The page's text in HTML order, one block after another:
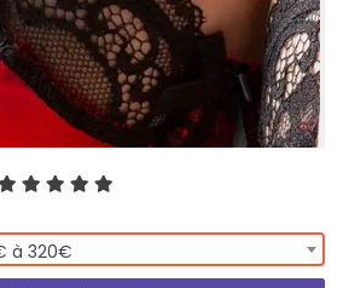
à 320€